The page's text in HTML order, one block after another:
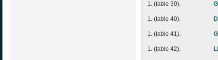
1. (table 39).
1. (table 40).
1. (table 41).
1. (table 42).